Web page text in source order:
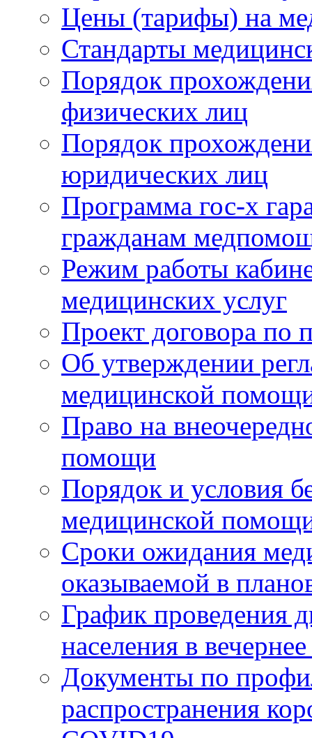
Цены (тарифы) на
Стандарты
Порядок
физических лиц
Порядок
юридических лиц
Программа гос-х
гражданам
Режим работы
медицинских услуг
Проект договора по
Об утверждении
медицинской
Право на
помощи
Порядок и условия
медицинской
Сроки ожидания
оказываемой в
График проведения
населения в
Документы по
распространения